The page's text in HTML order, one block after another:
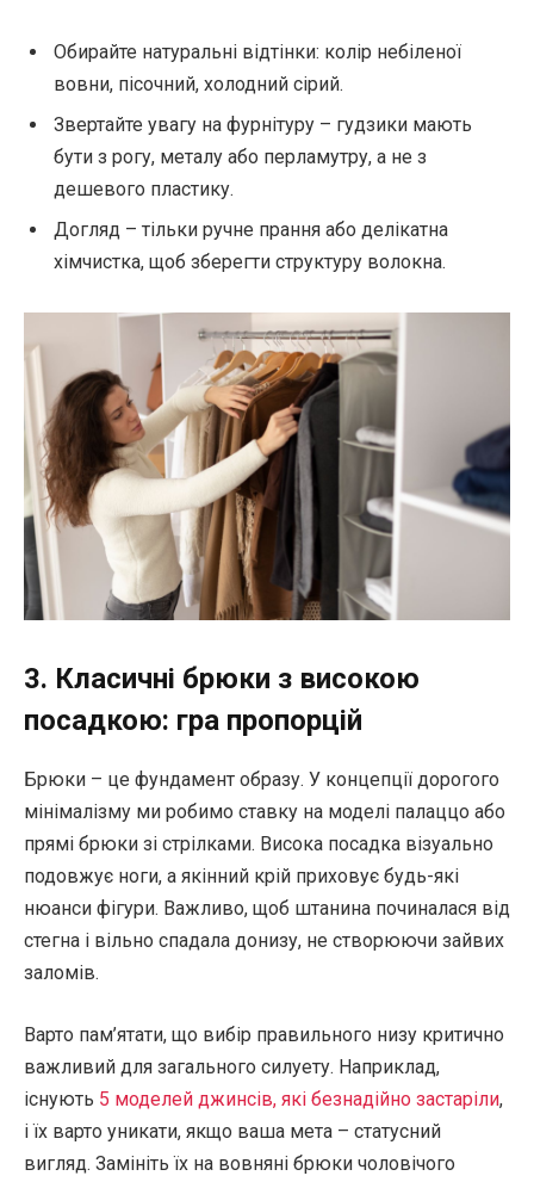
Обирайте натуральні відтінки: колір небіленої
вовни, пісочний, холодний сірий.
Звертайте увагу на фурнітуру – гудзики мають
бути з рогу, металу або перламутру, а не з
дешевого пластику.
Догляд – тільки ручне прання або делікатна
хімчистка, щоб зберегти структуру волокна.
3. Класичні брюки з високою
посадкою: гра пропорцій
Брюки – це фундамент образу. У концепції дорогого
мінімалізму ми робимо ставку на моделі палаццо або
прямі брюки зі стрілками. Висока посадка візуально
подовжує ноги, а якінний крій приховує будь-які
нюанси фігури. Важливо, щоб штанина починалася від
стегна і вільно спадала донизу, не створюючи зайвих
заломів.
Варто пам’ятати, що вибір правильного низу критично
важливий для загального силуету. Наприклад,
існують 5 моделей джинсів, які безнадійно застаріли,
і їх варто уникати, якщо ваша мета – статусний
вигляд. Замініть їх на вовняні брюки чоловічого